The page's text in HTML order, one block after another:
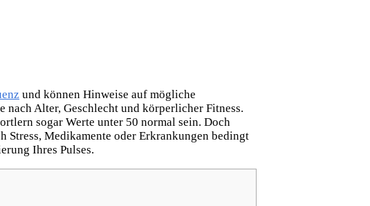
und können Hinweise auf mögliche
Alter, Geschlecht und körperlicher Fitness.
sogar Werte unter 50 normal sein. Doch
Stress, Medikamente oder Erkrankungen bedingt
Ihres Pulses.